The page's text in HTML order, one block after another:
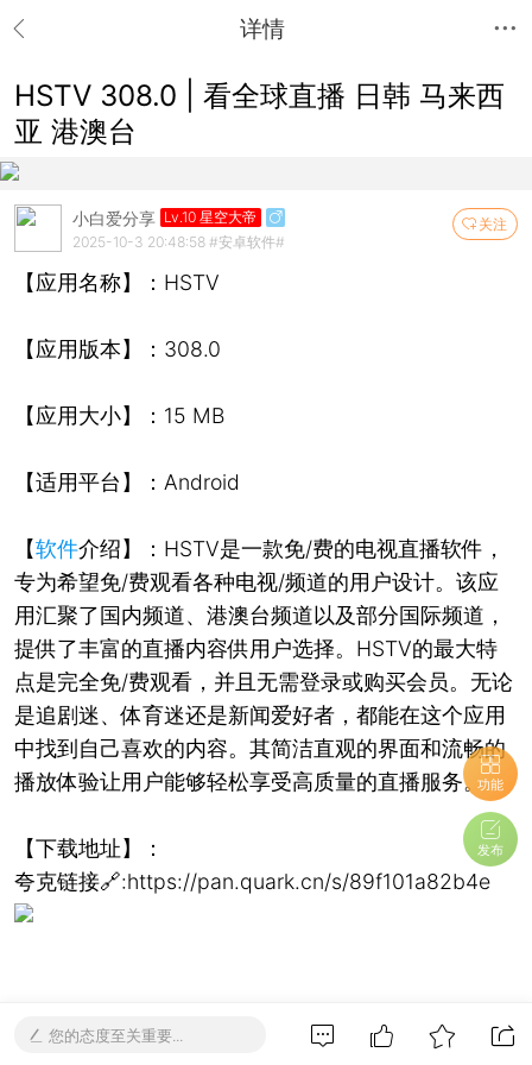
详情
HSTV 308.0 | 看全球直播 日韩 马来西
亚 港澳台
关注
小白爱分享 Lv.10 星空大帝
2025-10-3 20:48:58 #安卓软件#
【应用名称】：HSTV
【应用版本】：308.0
【应用大小】：15 MB
【适用平台】：Android
【软件介绍】：HSTV是一款免/费的电视直播软件，
专为希望免/费观看各种电视/频道的用户设计。该应
用汇聚了国内频道、港澳台频道以及部分国际频道，
提供了丰富的直播内容供用户选择。HSTV的最大特
点是完全免/费观看，并且无需登录或购买会员。无论
是追剧迷、体育迷还是新闻爱好者，都能在这个应用
中找到自己喜欢的内容。其简洁直观的界面和流畅的
播放体验让用户能够轻松享受高质量的直播服务。
【下载地址】：
夸克链接🔗:https://pan.quark.cn/s/89f101a82b4e
您的态度至关重要...
功能
发布